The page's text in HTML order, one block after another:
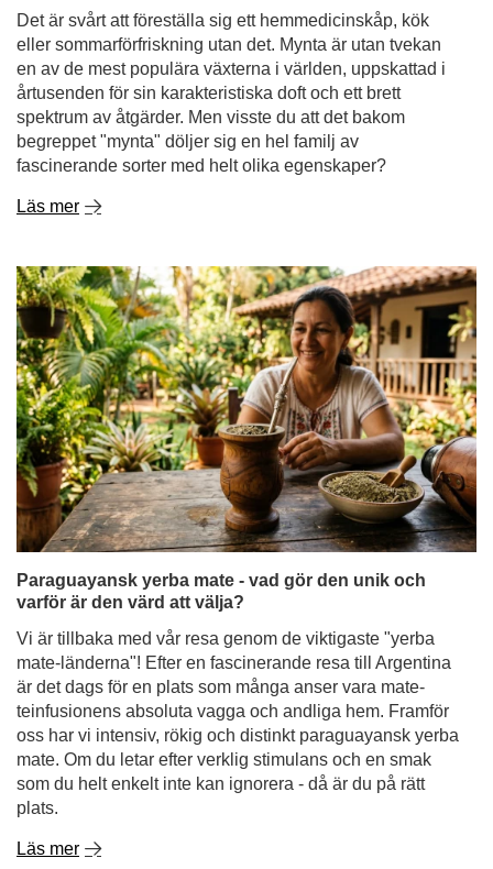
Det är svårt att föreställa sig ett hemmedicinskåp, kök
eller sommarförfriskning utan det. Mynta är utan tvekan
en av de mest populära växterna i världen, uppskattad i
årtusenden för sin karakteristiska doft och ett brett
spektrum av åtgärder. Men visste du att det bakom
begreppet "mynta" döljer sig en hel familj av
fascinerande sorter med helt olika egenskaper?
Läs mer
Paraguayansk yerba mate - vad gör den unik och
varför är den värd att välja?
Vi är tillbaka med vår resa genom de viktigaste "yerba
mate-länderna"! Efter en fascinerande resa till Argentina
är det dags för en plats som många anser vara mate-
teinfusionens absoluta vagga och andliga hem. Framför
oss har vi intensiv, rökig och distinkt paraguayansk yerba
mate. Om du letar efter verklig stimulans och en smak
som du helt enkelt inte kan ignorera - då är du på rätt
plats.
Läs mer